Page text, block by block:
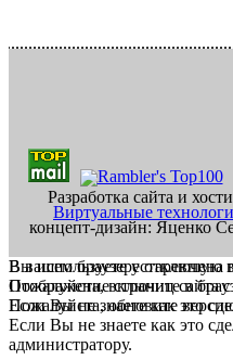
Разработка сайта и
Виртуальные
концепт-дизайн: Яценко
В вашем браузере отключена
Пожалуйста, включите в
Если Вы не знаете как это
Вы используете устаревшую
Отображение страниц сайта
Пожалуйста, обновите
Если Вы не знаете как это
администратору.